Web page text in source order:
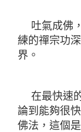
吐氣成佛
練的禪宗功
界。
在最快速
論到能夠很
佛法，這個